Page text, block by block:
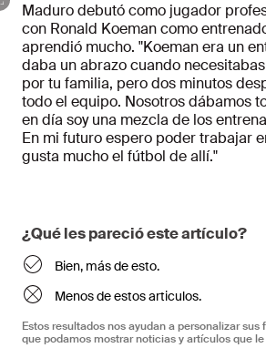
Maduro debutó como jugador
con Ronald Koeman como
aprendió mucho. "Koeman era un
daba un abrazo cuando
por tu familia, pero dos minutos
todo el equipo. Nosotros dábamos
en día soy una mezcla de los
En mi futuro espero poder trabajar
gusta mucho el fútbol de allí."
¿Qué les pareció este artículo?
Bien, más de esto.
Menos de estos articulos.
Estos resultados nos ayudan a personalizar sus
que podamos mostrar noticias y artículos que